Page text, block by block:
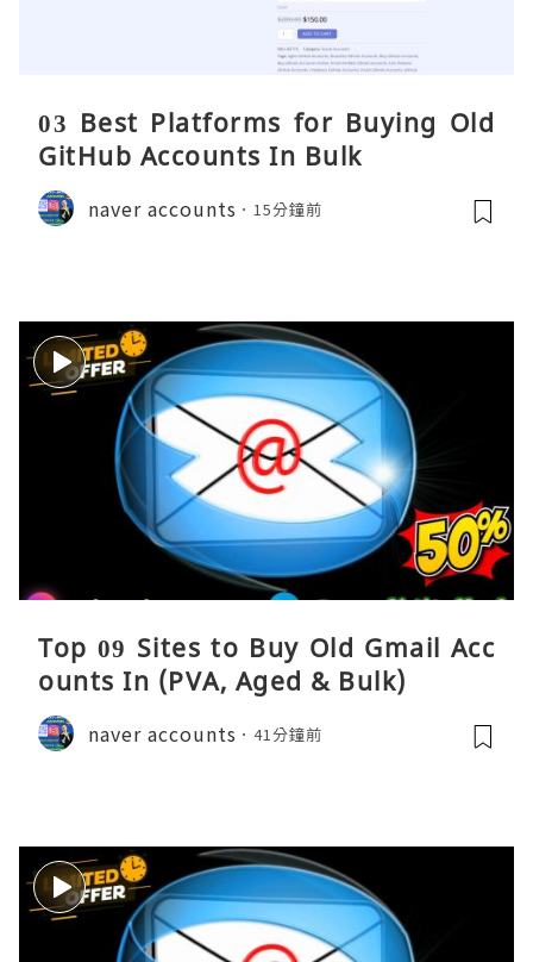
03 Best Platforms for Buying Old
GitHub Accounts In Bulk
naver accounts 15分鐘前
Top 09 Sites to Buy Old Gmail Acc
ounts In (PVA, Aged & Bulk)
naver accounts 41分鐘前